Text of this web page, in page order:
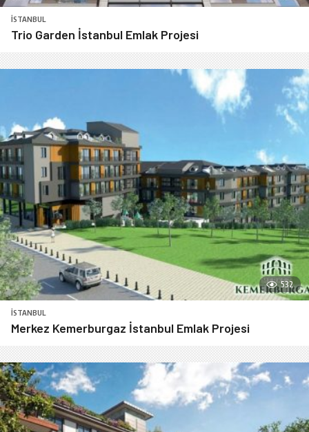
İSTANBUL
Trio Garden İstanbul Emlak Projesi
532
İSTANBUL
Merkez Kemerburgaz İstanbul Emlak Projesi